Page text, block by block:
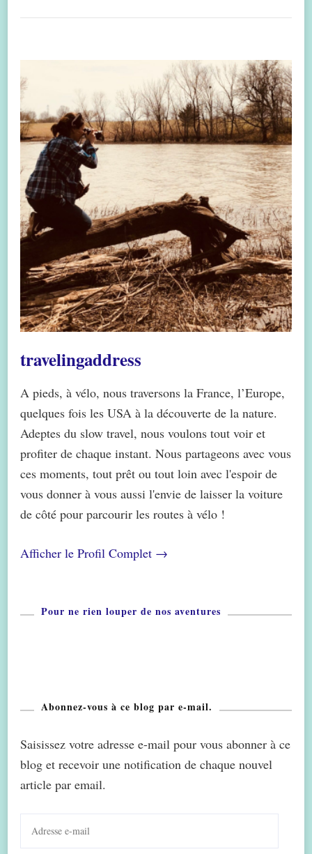
travelingaddress
A pieds, à vélo, nous traversons la France, l’Europe,
quelques fois les USA à la découverte de la nature.
Adeptes du slow travel, nous voulons tout voir et
profiter de chaque instant. Nous partageons avec vous
ces moments, tout prêt ou tout loin avec l'espoir de
vous donner à vous aussi l'envie de laisser la voiture
de côté pour parcourir les routes à vélo !
Afficher le Profil Complet →
Pour ne rien louper de nos aventures
Abonnez-vous à ce blog par e-mail.
Saisissez votre adresse e-mail pour vous abonner à ce
blog et recevoir une notification de chaque nouvel
article par email.